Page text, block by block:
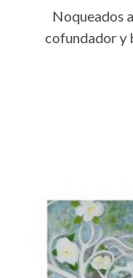
Noqueados
cofundador y